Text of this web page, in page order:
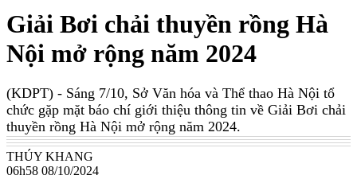
Giải Bơi chải thuyền rồng Hà
Nội mở rộng năm 2024
(KDPT) - Sáng 7/10, Sở Văn hóa và Thể thao Hà Nội tổ
chức gặp mặt báo chí giới thiệu thông tin về Giải Bơi chải
thuyền rồng Hà Nội mở rộng năm 2024.
THÚY KHANG
06h58 08/10/2024